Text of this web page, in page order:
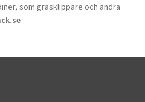
som gräsklippare och andra